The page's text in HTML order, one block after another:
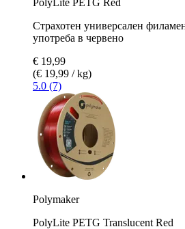
Страхотен универсален
употреба в червено
€ 19,99
(€ 19,99 / kg)
5.0 (7)
Polymaker
PolyLite PETG Translucent Red